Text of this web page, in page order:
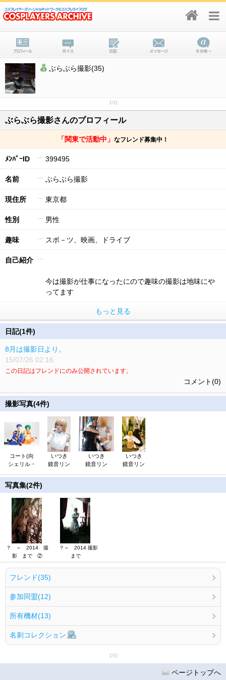
ぶらぶら撮影(35)
PR
ぶらぶら撮影さんのプロフィール
「関東で活動中」 なフレンド募集中！
ﾒﾝﾊﾞｰID 399495
名前 ぶらぶら撮影
現住所 東京都
性別 男性
趣味 スポ－ツ、映画、ドライブ
自己紹介
今は撮影が仕事になったにので趣味の撮影は地味にや
ってます
もっと見る
日記(1件)
8月は撮影日より。
15/07/26 02:16
この日記はフレンドにのみ公開されています。
コメント(0)
撮影写真(4件)
コート(向
シェリル・
いつき
鏡音リン
いつき
鏡音リン
いつき
鏡音リン
写真集(2件)
？ ～ 2014 撮
影 まで ②
？～ 2014 撮影
まで
フレンド(35)
参加同盟(12)
所有機材(13)
名刺コレクション
PR
ページトップへ